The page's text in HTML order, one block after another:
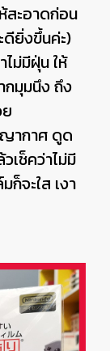
สะอาดก่อน
ยิ่งขึ้นค่ะ)
ม่มีฝุ่น ให้
กมุมนึง ถึง
ากาศ ดูด
เช็คว่าไม่มี
จะใส เงา